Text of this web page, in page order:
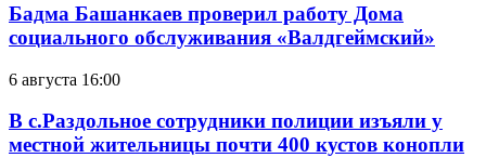
Бадма Башанкаев проверил работу Дома
социального обслуживания «Валдгеймский»
6 августа 16:00
В с.Раздольное сотрудники полиции изъяли у
местной жительницы почти 400 кустов конопли